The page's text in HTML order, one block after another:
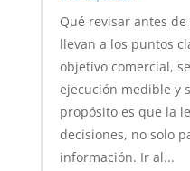
Qué revisar antes de
llevan a los puntos
objetivo comercial,
ejecución medible y
propósito es que la
decisiones, no solo
información. Ir al...